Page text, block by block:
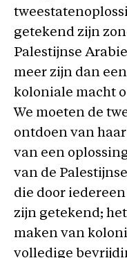
getekend zijn
Palestijnse
meer zijn dan
koloniale macht
We moeten de
ontdoen van
van een
van de
die door
zijn getekend;
maken van
volledige